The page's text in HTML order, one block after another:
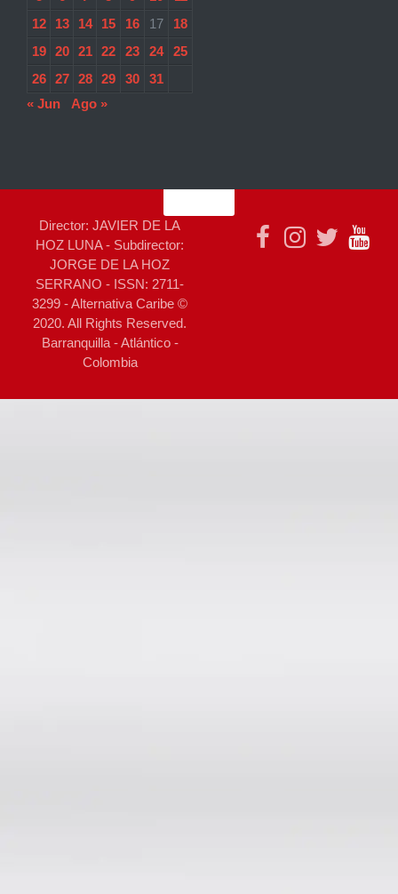
12
13 14 15 16 17
18
19
20 21 22 23 24
25
26
27 28 29 30
31
« Jun
Ago »
Director: JAVIER DE LA
HOZ LUNA - Subdirector:
JORGE DE LA HOZ
SERRANO - ISSN: 2711-
3299 - Alternativa Caribe ©
2020. All Rights Reserved.
Barranquilla - Atlántico -
Colombia